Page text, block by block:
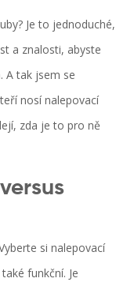
Je to jednoduché,
a znalosti, abyste
A tak jsem se
nosí nalepovací
zda je to pro ně
si nalepovací
funkční. Je